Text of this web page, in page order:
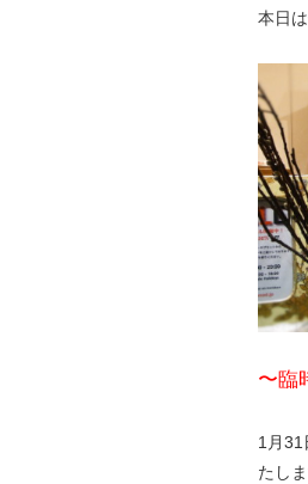
本日
〜臨
1月31
たし